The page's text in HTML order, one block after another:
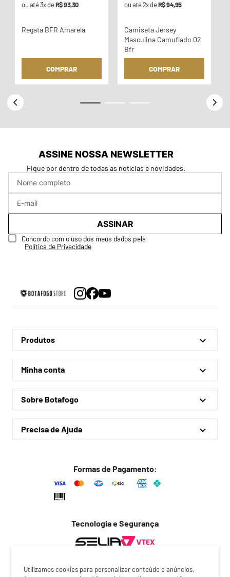
Utilizamos cookies para personalizar conteúdo e anúncios,
ou até3x deR$93,30
Regata BFR Amarela
COMPRAR
ou até2x deR$94,95
Camiseta Jersey
Masculina Camuflado 02
Bfr
COMPRAR
ASSINE NOSSA NEWSLETTER
Fique por dentro de todas as notícias e novidades.
ASSINAR
Concordo com o uso dos meus dados pela
Política de Privacidade
Produtos
Linha Oficial
Treino e Viagem
Coleções
Minha conta
Minha conta
Meus pedidos
Sobre Botafogo
Quem somos
Lojas físicas
Precisa de Ajuda
Trocas e devoluções
Formas de Pagamento:
Tecnologia e Segurança
REGULAR